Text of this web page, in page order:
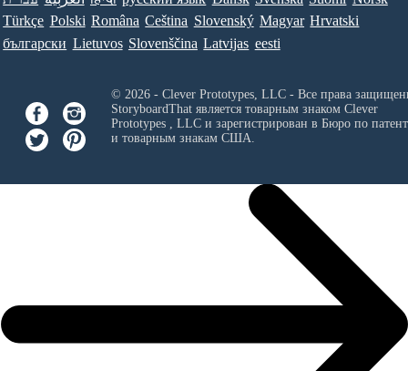
Türkçe Polski Româna Ceština Slovenský Magyar Hrvatski
български Lietuvos Slovenščina Latvijas eesti
© 2026 - Clever Prototypes, LLC - Все права
StoryboardThat является товарным знаком Clever
Prototypes , LLCи зарегистрирован в Бюро по
и товарным знакам США.